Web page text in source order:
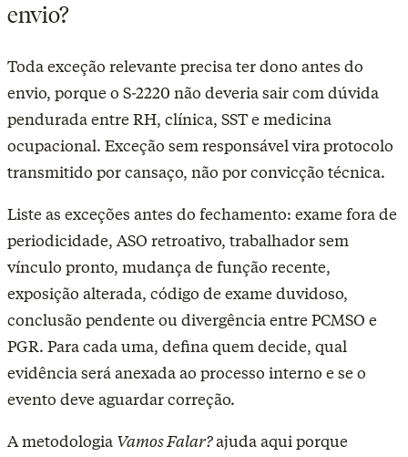
envio?
Toda exceção relevante precisa ter dono antes do
envio, porque o S-2220 não deveria sair com dúvida
pendurada entre RH, clínica, SST e medicina
ocupacional. Exceção sem responsável vira protocolo
transmitido por cansaço, não por convicção técnica.
Liste as exceções antes do fechamento: exame fora de
periodicidade, ASO retroativo, trabalhador sem
vínculo pronto, mudança de função recente,
exposição alterada, código de exame duvidoso,
conclusão pendente ou divergência entre PCMSO e
PGR. Para cada uma, defina quem decide, qual
evidência será anexada ao processo interno e se o
evento deve aguardar correção.
A metodologia Vamos Falar?ajuda aqui porque